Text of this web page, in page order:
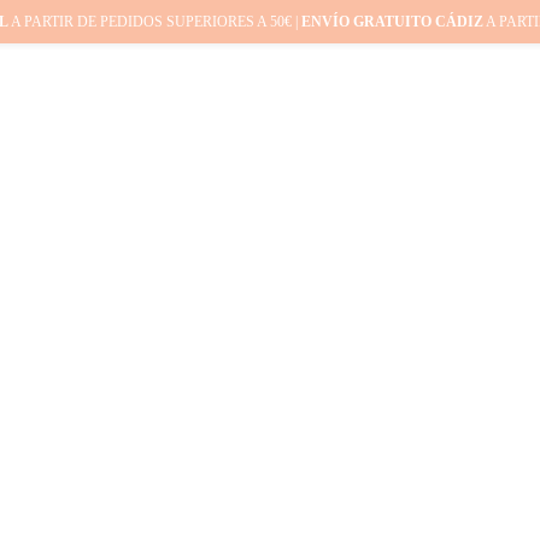
A PARTIR DE PEDIDOS SUPERIORES A 50€ | ENVÍO GRATUITO CÁDIZA